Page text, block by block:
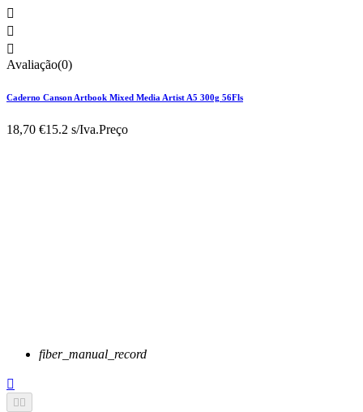



Avaliação(0)
Caderno Canson Artbook Mixed Media Artist A5 300g 56Fls
18,70 €15.2 s/Iva.Preço
fiber_manual_record

